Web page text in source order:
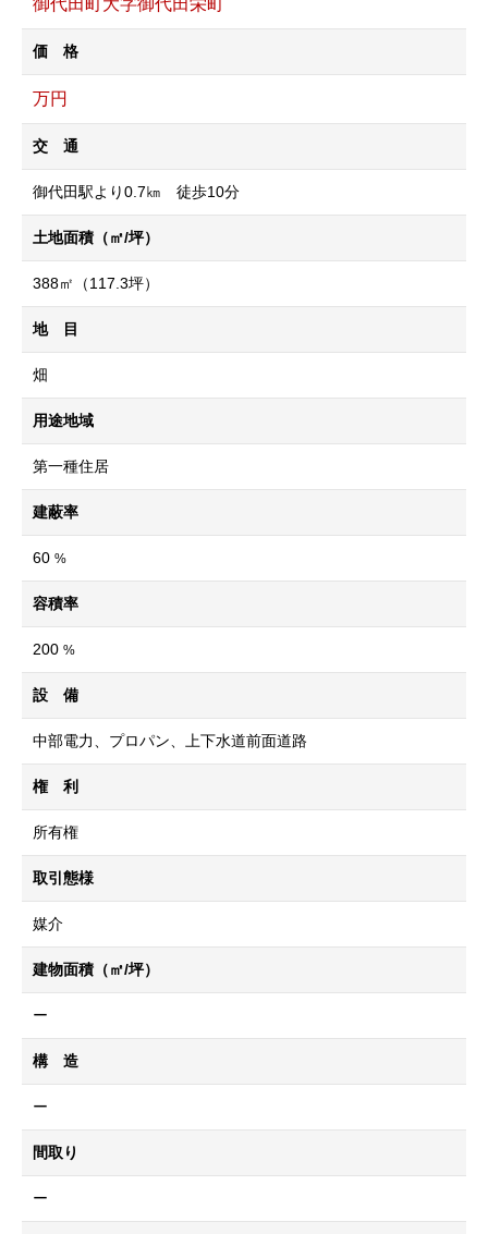
御代田町大字御代田栄町
価 格
万円
交 通
御代田駅より0.7㎞ 徒歩10分
土地面積（㎡/坪）
388㎡（117.3坪）
地 目
畑
用途地域
第一種住居
建蔽率
60 %
容積率
200 %
設 備
中部電力、プロパン、上下水道前面道路
権 利
所有権
取引態様
媒介
建物面積（㎡/坪）
ー
構 造
ー
間取り
ー